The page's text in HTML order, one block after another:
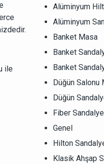
ile
Alüminyum
Alüminyum
Banket Masa
Banket
Banket
Düğün Salonu
Düğün
Fiber Sandalye
Genel
Hilton
Klasik Ahşap